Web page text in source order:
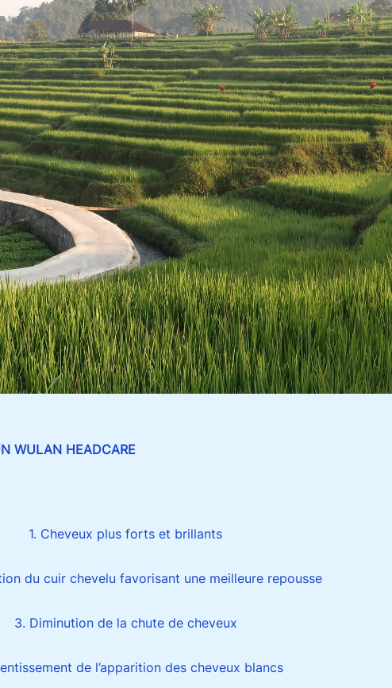
WULAN HEADCARE
1. Cheveux plus forts et brillants
du cuir chevelu favorisant une meilleure repousse
3. Diminution de la chute de cheveux
de l’apparition des cheveux blancs